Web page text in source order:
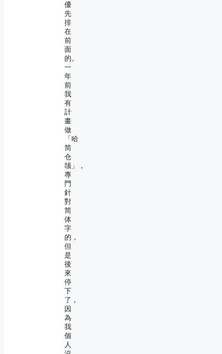
優
先
排
在
前
面
的。
一
年
前
我
有
計
畫
做
「哈
简
仓
颉」，
專
門
針
對
简
体
字
的，
但
是
後
來
停
下
了，
因
為
我
個
人